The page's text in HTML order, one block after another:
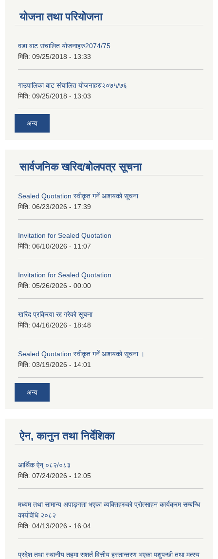
योजना तथा परियोजना
वडा बाट संचालित योजनाहरु2074/75
मिति: 09/25/2018 - 13:33
गाउपालिका बाट संचालित योजनाहरु२०७५/७६
मिति: 09/25/2018 - 13:03
अन्य
सार्वजनिक खरिद/बोलपत्र सूचना
Sealed Quotation स्वीकृत गर्ने आशयको सूचना
मिति: 06/23/2026 - 17:39
Invitation for Sealed Quotation
मिति: 06/10/2026 - 11:07
Invitation for Sealed Quotation
मिति: 05/26/2026 - 00:00
खरिद प्रक्रिया रद्द गरेको सूचना
मिति: 04/16/2026 - 18:48
Sealed Quotation स्वीकृत गर्ने आशयको सूचना ।
मिति: 03/19/2026 - 14:01
अन्य
ऐन, कानुन तथा निर्देशिका
आर्थिक ऐन् ०८२/०८३
मिति: 07/24/2026 - 12:05
मध्यम तथा सामान्य अपाङ्गता भएका व्यक्तिहरुको प्रोत्साहन कार्यक्रम सम्बन्धि
कार्यविधि २०८२
मिति: 04/13/2026 - 16:04
प्रदेश तथा स्थानीय तहमा सशर्त वित्तीय हस्तान्तरण भएका पशुपन्छी तथा मत्स्य